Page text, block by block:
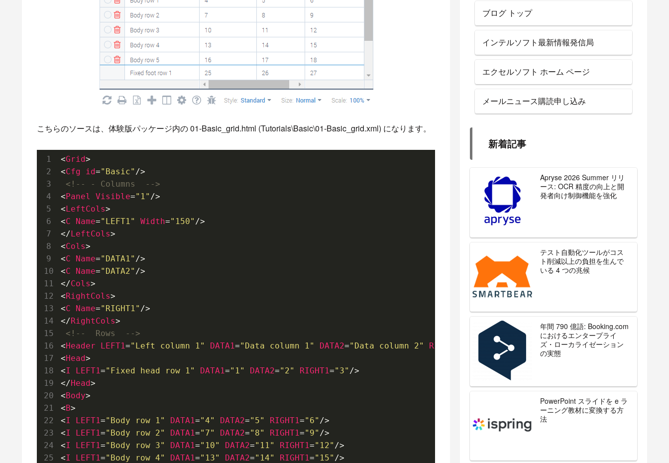
こちらのソースは、体験版パッケージ内の 01-Basic_grid.html (Tutorials\Basic\01-Basic_grid.xml) になります。
<Grid>
<Cfg id="Basic" />
<!-- - Columns  -->
<Panel Visible="1" />
<LeftCols>
<C Name="LEFT1" Width="150" />
</LeftCols>
<Cols>
<C Name="DATA1" />
<C Name="DATA2" />
</Cols>
<RightCols>
<C Name="RIGHT1" />
</RightCols>
<!--  Rows  -->
<Header LEFT1="Left column 1" DATA1="Data column 1" DATA2="Data column 2" RIGHT1 "Right column 1" Visible="1"/>
<Head>
<I LEFT1="Fixed head row 1" DATA1="1" DATA2="2" RIGHT1="3" />
</Head>
<Body>
<B>
<I LEFT1="Body row 1" DATA1="4" DATA2="5" RIGHT1="6" />
<I LEFT1="Body row 2" DATA1="7" DATA2="8" RIGHT1="9" />
<I LEFT1="Body row 3" DATA1="10" DATA2="11" RIGHT1="12" />
<I LEFT1="Body row 4" DATA1="13" DATA2="14" RIGHT1="15" />
ブログ トップ
インテルソフト最新情報発信局
エクセルソフト ホーム ページ
メールニュース購読申し込み
新着記事
Apryse 2026 Summer リリ
ース: OCR 精度の向上と開
発者向け制御機能を強化
テスト自動化ツールがコス
ト削減以上の負担を生んで
いる 4 つの兆候
年間 790 億語: Booking.com
におけるエンタープライ
ズ・ローカライゼーション
の実態
PowerPoint スライドを e ラ
ーニング教材に変換する方
法